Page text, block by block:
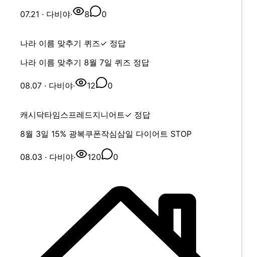
07.21 · 다비야· 8 0
나라 이름 맞추기 퀴즈✓ 정답
나라 이름 맞추기 8월 7일 퀴즈 정답
08.07 · 다비야· 12 0
캐시닥타임스프레드지니어트✓ 정답
8월 3일 ️15% 광복쿠폰작심삼일 다이어트 STOP
08.03 · 다비야· 120 0